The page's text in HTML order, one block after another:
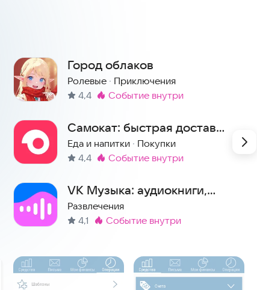
Город облаков
Ролевые · Приключения
4,4
Метка:
событие внутри
Самокат: быстрая доставка
еды и продуктов на дом
Еда и напитки · Покупки
4,4
Метка:
событие внутри
VK Музыка: аудиокниги,
песни, подкасты
Развлечения
4,1
Метка:
событие внутри